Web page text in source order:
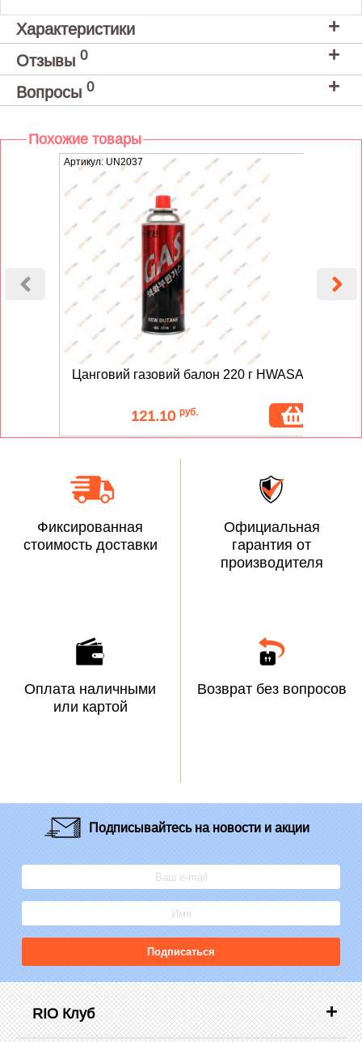
Характеристики
Отзывы 0
Вопросы 0
Похожие товары
Артикул: UN2037
Цанговий газовий балон 220 г HWASAN
121.10 руб.
Фиксированная
стоимость доставки
Официальная
гарантия от
производителя
Оплата наличными
или картой
Возврат без вопросов
Подписывайтесьна новости и акции
Подписаться
RIO Клуб